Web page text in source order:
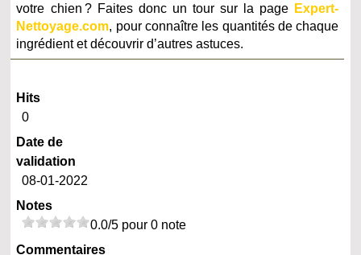
votre chien ? Faites donc un tour sur la page Expert-
Nettoyage.com, pour connaître les quantités de chaque
ingrédient et découvrir d’autres astuces.
Hits
0
Date de
validation
08-01-2022
Notes
0.0/5 pour 0 note
Commentaires